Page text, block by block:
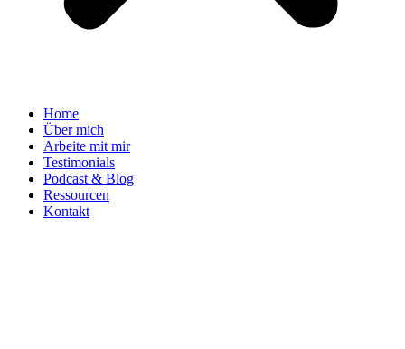
Home
Über mich
Arbeite mit mir
Testimonials
Podcast & Blog
Ressourcen
Kontakt